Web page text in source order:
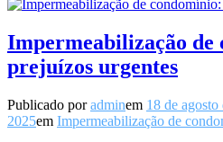
Impermeabilização de
prejuízos urgentes
Publicado poradminem 18 de agosto
2025em Impermeabilização de